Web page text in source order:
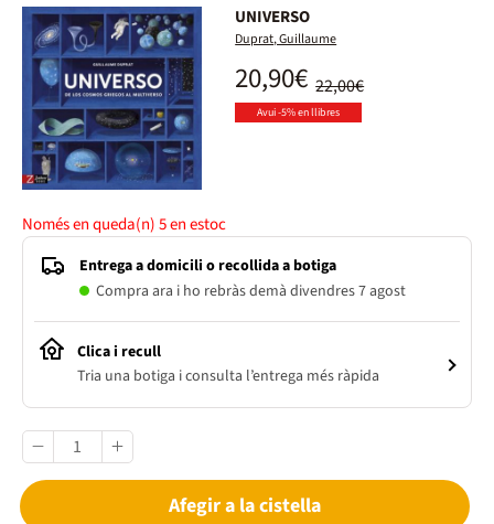
UNIVERSO
Duprat, Guillaume
22,00€
20,90€
Avui -5% en llibres
Només en queda(n)5en estoc
Entrega a domicili o recollida a botiga
Compra ara i ho rebràs demà divendres 7 agost
Clica i recull
Tria una botiga i consulta l’entrega més ràpida
Afegir a la cistella